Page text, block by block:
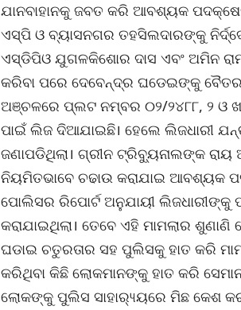
ଯାନବାହାନକୁ ଜବତ କରି ଆବଶ୍ୟକ
ଏସ୍‌ପି ଓ ବ୍ୟାସନଗର ତହସିଲଦାରଙ୍କୁ
ଏସ୍‌ଡିପିଓ ଯୁଗଳକିଶୋର ଦାସ ଏବଂ ଅମିନ
କରିବା ପରେ ଦେବେନ୍ଦ୍ର ଘଡେଇଙ୍କୁ
ଅଞ୍ଚଳରେ ପ୍ଲଟ ନମ୍ବର ୦୨/୨୪୮୮, ୨ ଓ
ପାଇଁ ଲିଜ ଦିଆଯାଇଛି। ହେଲେ ଲିଜଧାରୀ
ଜଣାପଡିଥିଲା। ଗ୍ରୀନ ଟ୍ରିବ୍ୟୁନାଲଙ୍କ ରାୟ
ନିୟମିତଭାବେ ଚଢାଉ କରାଯାଇ ଆବଶ୍ୟକ
ପୋଲିସର ରିପୋର୍ଟ ଅନୁଯାୟୀ ଲିଜଧାରୀଙ୍କୁ
କରାଯାଇଥିଲା। ତେବେ ଏହି ମାମଲାର
ଘଡାଇ ଚତୁରତାର ସହ ପୁଲିସକୁ ହାତ କରି
କରିଥିବା କିଛି ଲୋକମାନଙ୍କୁ ହାତ କରି
ଲୋକଙ୍କୁ ପୁଲିସ ସାହାର‌୍ୟ୍ୟରେ ମିଛ କେଶ